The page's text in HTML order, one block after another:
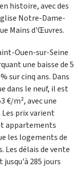
histoire, avec des
Notre-Dame-
Mains d'Œuvres.
Ouen-sur-Seine
une baisse de 5
sur cinq ans. Dans
dans le neuf, il est
€/m², avec une
prix varient
appartements
les logements de
Les délais de vente
285 jours